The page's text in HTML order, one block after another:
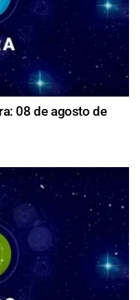
08 de agosto de